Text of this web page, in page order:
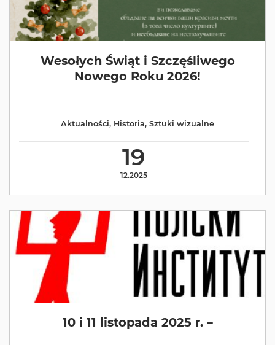
Wesołych Świąt i Szczęśliwego
Nowego Roku 2026!
19
12.2025
Aktualności, Historia, Sztuki wizualne
10 i 11 listopada 2025 r. –